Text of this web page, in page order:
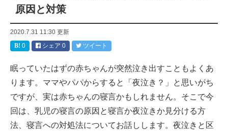
原因と対策
2020.7.31 11:30 更新
0
シェア 0 ツイート
眠っていたはずの赤ちゃんが突然泣き出すこともよくあ
ります。ママやパパからすると「夜泣き？」と思いがち
ですが、実は赤ちゃんの寝言かもしれません。そこで今
回は、乳児の寝言の原因と寝言か夜泣きか見分ける方
法、寝言への対処法についてお話しします。夜泣きと区